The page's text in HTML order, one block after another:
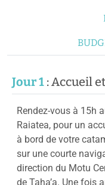
Jour 1 : Accueil
Rendez-vous à 15h
Raiatea, pour un
à bord de votre
sur une courte
direction du Motu
de Taha’a. Une fois